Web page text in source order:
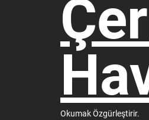
Okumak Özgürleştirir.